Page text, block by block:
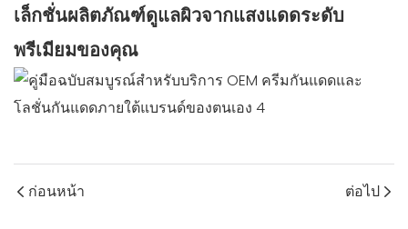
เล็กชั่นผลิตภัณฑ์ดูแลผิวจากแสงแดดระดับ
พรีเมียมของคุณ
ก่อนหน้า ต่อไป